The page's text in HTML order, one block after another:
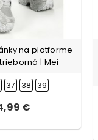
na platforme
| Mei
37 38 39
€